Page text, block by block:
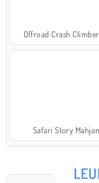
Offroad Crash
Safari Story